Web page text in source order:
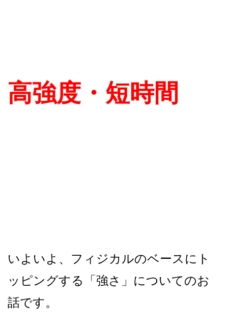
高強度・短時間
いよいよ、フィジカルのベースにト
ッピングする「強さ」についてのお
話です。